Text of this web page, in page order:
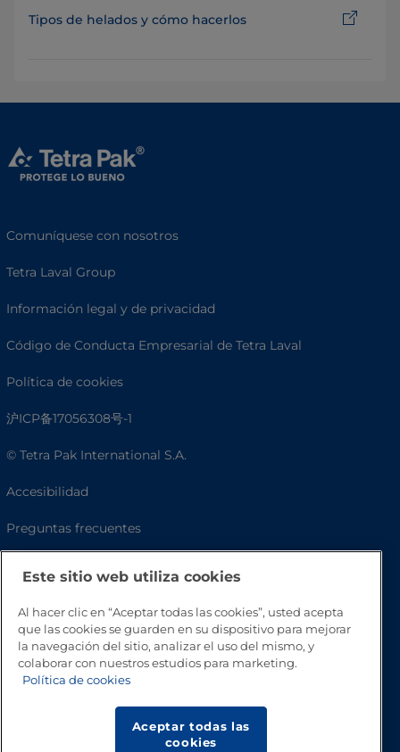
Tipos de helados y cómo hacerlos
Comuníquese con nosotros
Tetra Laval Group
Información legal y de privacidad
Código de Conducta Empresarial de Tetra Laval
Política de cookies
沪ICP备17056308号-1
© Tetra Pak International S.A.
Accesibilidad
Preguntas frecuentes
Este sitio web utiliza cookies
Al hacer clic en “Aceptar todas las cookies”, usted acepta
que las cookies se guarden en su dispositivo para mejorar
la navegación del sitio, analizar el uso del mismo, y
colaborar con nuestros estudios para marketing.
Política de cookies
Aceptar todas las
cookies